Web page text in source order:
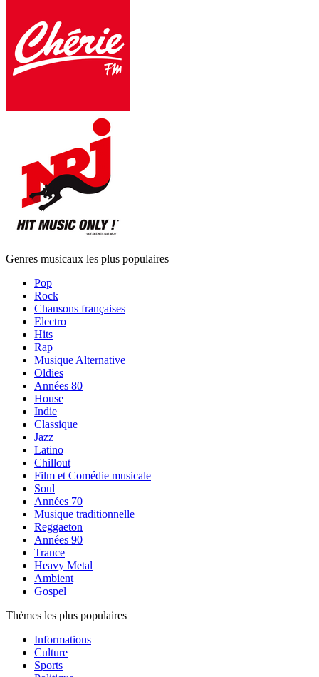
Genres musicaux les plus populaires
Pop
Rock
Chansons françaises
Electro
Hits
Rap
Musique Alternative
Oldies
Années 80
House
Indie
Classique
Jazz
Latino
Chillout
Film et Comédie musicale
Soul
Années 70
Musique traditionnelle
Reggaeton
Années 90
Trance
Heavy Metal
Ambient
Gospel
Thèmes les plus populaires
Informations
Culture
Sports